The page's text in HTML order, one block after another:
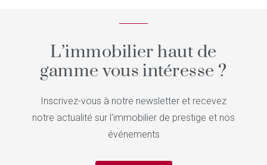
L’immobilier haut de
gamme vous intéresse ?
Inscrivez-vous à notre newsletter et recevez
notre actualité sur l'immobilier de prestige et nos
événements